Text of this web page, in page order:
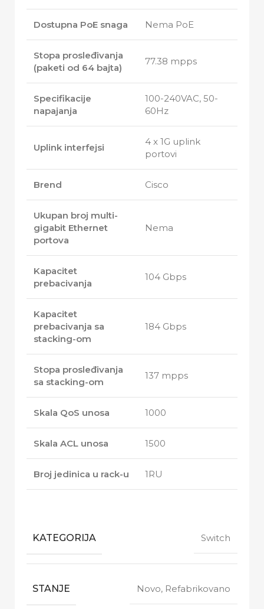
Dostupna PoE snaga Nema PoE
Stopa prosleđivanja
(paketi od 64 bajta)
77.38 mpps
Specifikacije
napajanja
100-240VAC, 50-
60Hz
Uplink interfejsi
4 x 1G uplink
portovi
Brend Cisco
Ukupan broj multi-
gigabit Ethernet
portova
Nema
Kapacitet
prebacivanja
104 Gbps
Kapacitet
prebacivanja sa
stacking-om
184 Gbps
Stopa prosleđivanja
sa stacking-om
137 mpps
Skala QoS unosa 1000
Skala ACL unosa 1500
Broj jedinica u rack-u 1RU
KATEGORIJA Switch
STANJE Novo, Refabrikovano